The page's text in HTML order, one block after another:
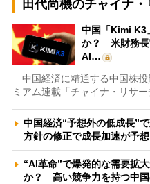
田代尚機のチャイナ
中国「Kimi K3
か？ 米財務長
AI…
中国経済に精通する中国株投
ミアム連載「チャイナ・リサ
中国経済“予想外の低成長”
方針の修正で成長加速が予
“AI革命”で爆発的な需要拡
か？ 高い競争力を持つ中